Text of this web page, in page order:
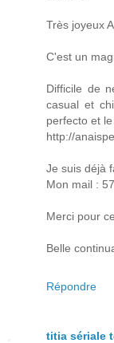
Très joyeux
C'est un
Difficile de
casual et
perfecto et
http://
Je suis déjà
Mon mail :
Merci pour
Belle
Répondre
titia sériale